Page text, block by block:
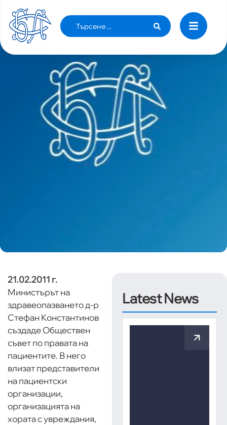
ОБЩЕСТВЕН СЪВЕТ ПО ПРАВАТА НА
ПАЦИЕНТИТЕ
21.02.2011 г.
Министърът на
здравеопазването д-р
Стефан Константинов
създаде Обществен
съвет по правата на
пациентите. В него
влизат представители
на пациентски
организации,
организацията на
хората с увреждания,
Latest News